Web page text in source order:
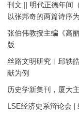
刊文 || 明代正德年
以张邦奇的两篇诗序
张伯伟教授主编《高
版
丝路文明研究︱邱轶
献为例
历史学新集刊，厦大
LSE经济史系辩论会 |